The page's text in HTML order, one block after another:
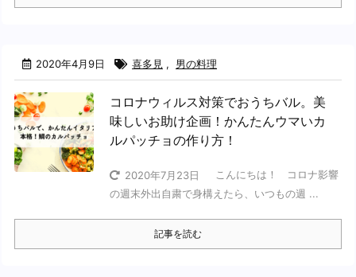
2020年4月9日 喜多見 , 男の料理
コロナウィルス対策でおうちバル。美
味しいお助け企画！かんたんウマいカ
ルパッチョの作り方！
2020年7月23日
こんにちは！ コロナ影響
の週末外出自粛で身構えたら、いつもの週 ...
記事を読む